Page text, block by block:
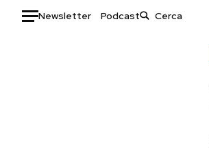
Newsletter Podcast